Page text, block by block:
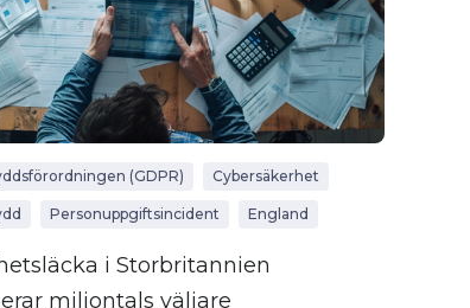
(GDPR) Cybersäkerhet
Personuppgiftsincident England
i Storbritannien
miljontals väljare